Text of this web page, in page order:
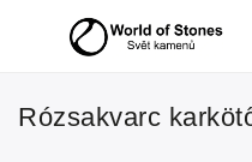
Rózsakvarc